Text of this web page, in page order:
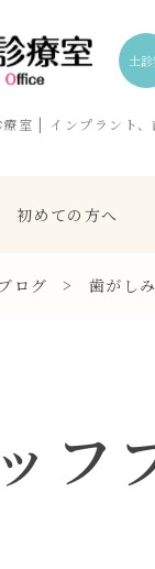
土
室 | インプラント
初めての方へ
ログ > 歯がし
フ